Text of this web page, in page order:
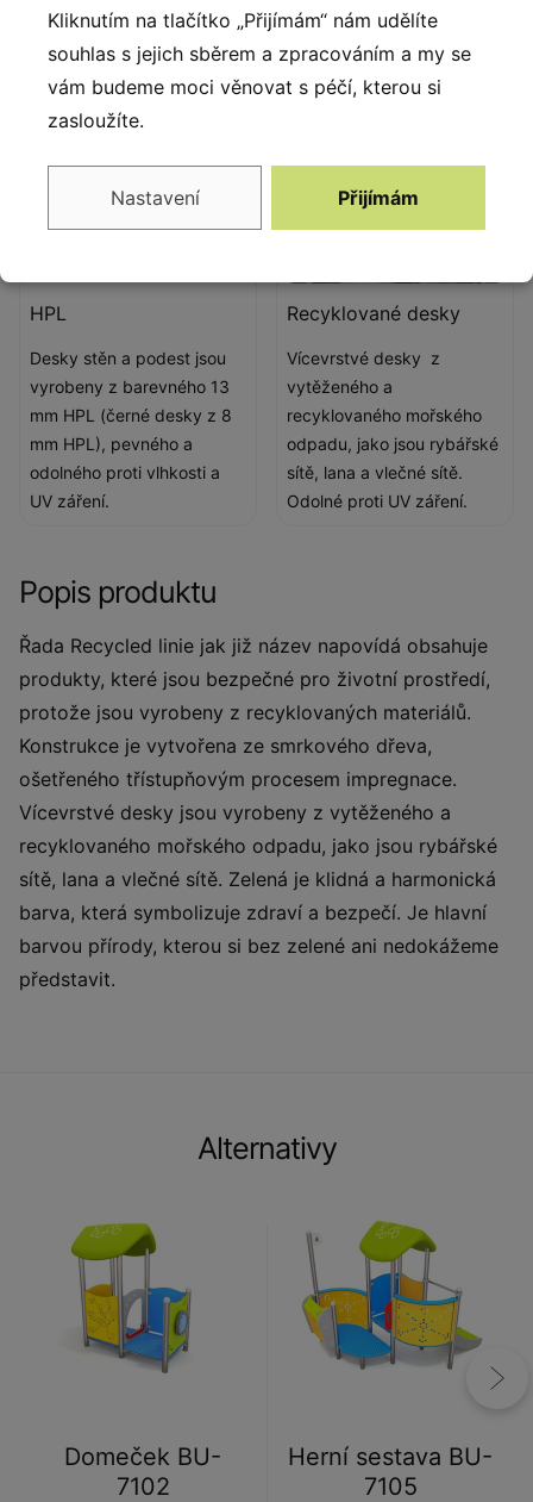
HPL
Desky stěn a podest jsou
vyrobeny z barevného 13
mm HPL (černé desky z 8
mm HPL), pevného a
odolného proti vlhkosti a
UV záření.
Recyklované desky
Vícevrstvé desky z
vytěženého a
recyklovaného mořského
odpadu, jako jsou rybářské
sítě, lana a vlečné sítě.
Odolné proti UV záření.
Popis produktu
Řada Recycled linie jak již název napovídá obsahuje
produkty, které jsou bezpečné pro životní prostředí,
protože jsou vyrobeny z recyklovaných materiálů.
Konstrukce je vytvořena ze smrkového dřeva,
ošetřeného třístupňovým procesem impregnace.
Vícevrstvé desky jsou vyrobeny z vytěženého a
recyklovaného mořského odpadu, jako jsou rybářské
sítě, lana a vlečné sítě. Zelená je klidná a harmonická
barva, která symbolizuje zdraví a bezpečí. Je hlavní
barvou přírody, kterou si bez zelené ani nedokážeme
představit.
Alternativy
Domeček BU-
7102
Herní sestava BU-
7105
Kliknutím na tlačítko „Přijímám“ nám udělíte
souhlas s jejich sběrem a zpracováním a my se
vám budeme moci věnovat s péčí, kterou si
zasloužíte.
Nastavení Přijímám